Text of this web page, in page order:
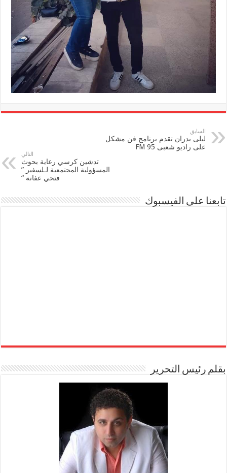
السابق
ليلى بدران تقدم برنامج فن مشكل
على راديو شعبى FM 95
التالي
تدشين كرسي رعاية بحوث
المسؤولية المجتمعية لـلسفير ”
فتحي عفانة “
تابعنا على الفيسبوك
بقلم رئيس التحرير